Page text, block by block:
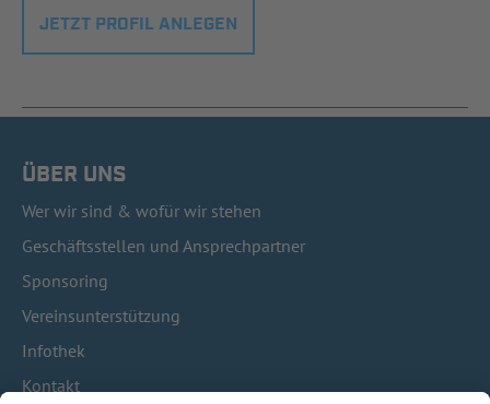
JETZT PROFIL ANLEGEN
ÜBER UNS
Wer wir sind & wofür wir stehen
Geschäftsstellen und Ansprechpartner
Sponsoring
Vereinsunterstützung
Infothek
Kontakt